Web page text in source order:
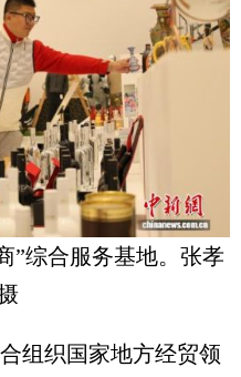
”综合服务基地。张孝
织国家地方经贸领